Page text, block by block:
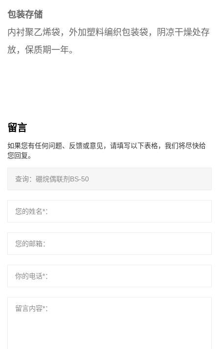
包装存储
内衬聚乙烯袋，外加塑料编织包装袋，阴凉干燥处存
放，保质期一年。
留言
如果您有任何问题、反馈或意见，请填写以下表格，我们将尽快给
您回复。